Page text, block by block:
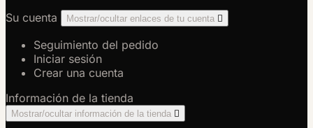
Su cuenta
Mostrar/ocultar enlaces de tu cuenta 
Seguimiento del pedido
Iniciar sesión
Crear una cuenta
Información de la tienda
Mostrar/ocultar información de la tienda 